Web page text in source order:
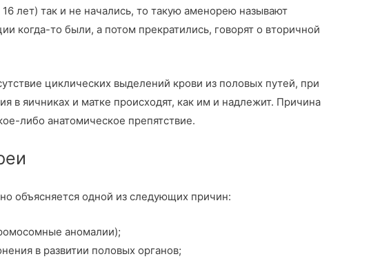
лет) так и не начались, то такую аменорею называют
когда-то были, а потом прекратились, говорят о вторичной
циклических выделений крови из половых путей, при
в яичниках и матке происходят, как им и надлежит. Причина
либо анатомическое препятствие.
объясняется одной из следующих причин:
аномалии);
в развитии половых органов;